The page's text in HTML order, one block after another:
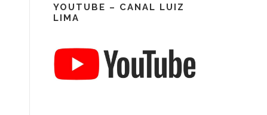
YOUTUBE – CANAL LUIZ
LIMA